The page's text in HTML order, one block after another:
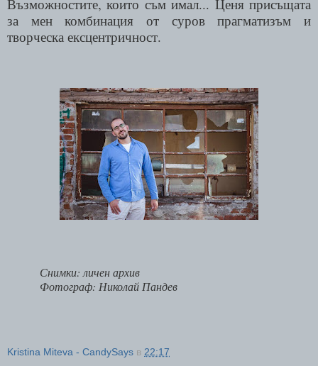
Възможностите, които съм имал... Ценя присъщата
за мен комбинация от суров прагматизъм и
творческа ексцентричност.
Снимки: личен архив
Фотограф: Николай Пандев
Kristina Miteva - CandySays в 22:17